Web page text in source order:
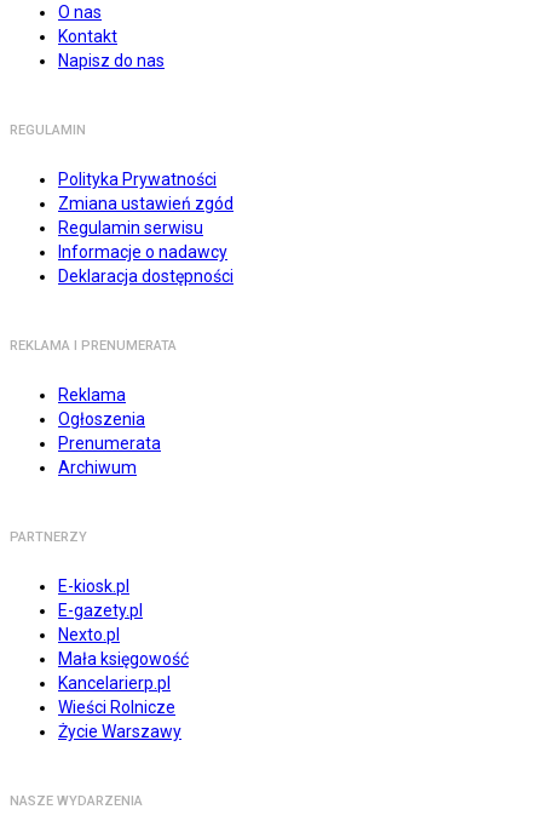
O nas
Kontakt
Napisz do nas
REGULAMIN
Polityka Prywatności
Zmiana ustawień zgód
Regulamin serwisu
Informacje o nadawcy
Deklaracja dostępności
REKLAMA I PRENUMERATA
Reklama
Ogłoszenia
Prenumerata
Archiwum
PARTNERZY
E-kiosk.pl
E-gazety.pl
Nexto.pl
Mała księgowość
Kancelarierp.pl
Wieści Rolnicze
Życie Warszawy
NASZE WYDARZENIA